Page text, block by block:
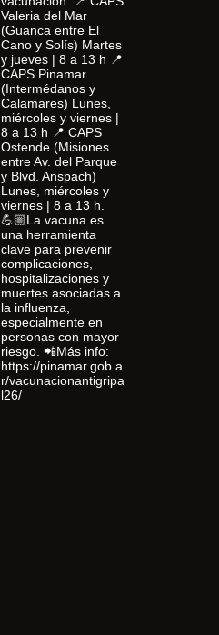
Valeria del Mar
(Guanca entre El
Cano y Solís) Martes
y jueves | 8 a 13 h 📍
CAPS Pinamar
(Intermédanos y
Calamares) Lunes,
miércoles y viernes |
8 a 13 h 📍 CAPS
Ostende (Misiones
entre Av. del Parque
y Blvd. Anspach)
Lunes, miércoles y
viernes | 8 a 13 h.
💪🏼La vacuna es
una herramienta
clave para prevenir
complicaciones,
hospitalizaciones y
muertes asociadas a
la influenza,
especialmente en
personas con mayor
riesgo. 📲Más info:
https://pinamar.gob.a
r/vacunacionantigripa
l26/